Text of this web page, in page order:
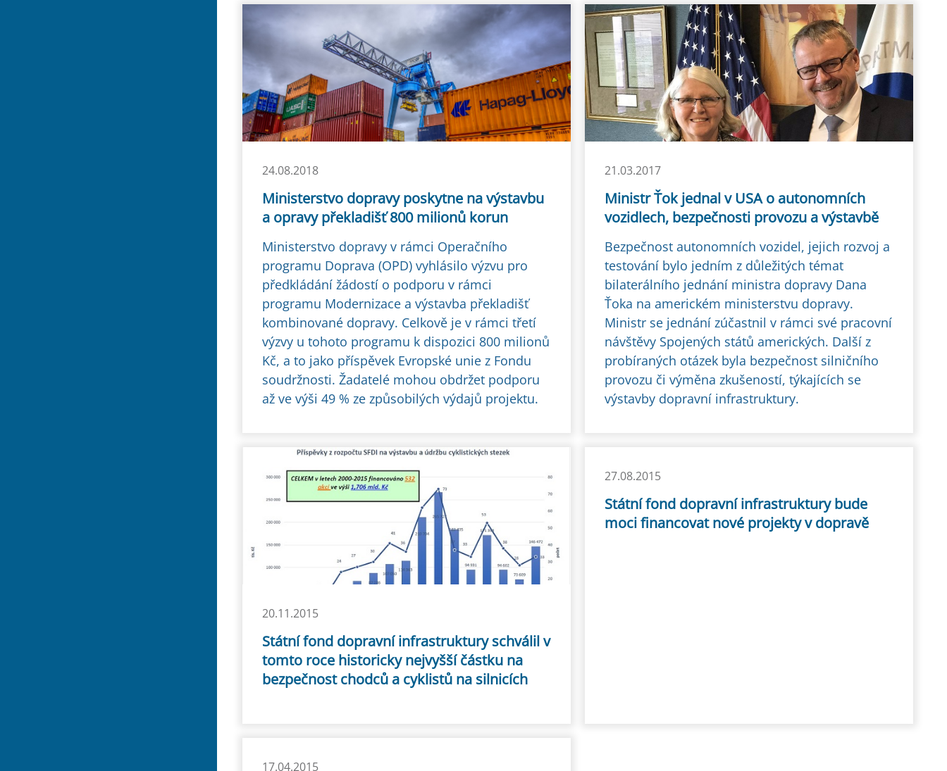
24.08.2018
Ministerstvo dopravy poskytne na výstavbu
a opravy překladišť 800 milionů korun
Ministerstvo dopravy v rámci Operačního
programu Doprava (OPD) vyhlásilo výzvu pro
předkládání žádostí o podporu v rámci
programu Modernizace a výstavba překladišť
kombinované dopravy. Celkově je v rámci třetí
výzvy u tohoto programu k dispozici 800 milionů
Kč, a to jako příspěvek Evropské unie z Fondu
soudržnosti. Žadatelé mohou obdržet podporu
až ve výši 49 % ze způsobilých výdajů projektu.
21.03.2017
Ministr Ťok jednal v USA o autonomních
vozidlech, bezpečnosti provozu a výstavbě
Bezpečnost autonomních vozidel, jejich rozvoj a
testování bylo jedním z důležitých témat
bilaterálního jednání ministra dopravy Dana
Ťoka na americkém ministerstvu dopravy.
Ministr se jednání zúčastnil v rámci své pracovní
návštěvy Spojených států amerických. Další z
probíraných otázek byla bezpečnost silničního
provozu či výměna zkušeností, týkajících se
výstavby dopravní infrastruktury.
20.11.2015
Státní fond dopravní infrastruktury schválil v
tomto roce historicky nejvyšší částku na
bezpečnost chodců a cyklistů na silnicích
27.08.2015
Státní fond dopravní infrastruktury bude
moci financovat nové projekty v dopravě
17.04.2015